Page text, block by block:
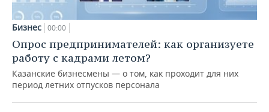
Бизнес 00:00
Опрос предпринимателей: как организуете
работу с кадрами летом?
Казанские бизнесмены — о том, как проходит для них
период летних отпусков персонала